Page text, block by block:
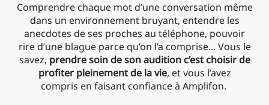
Comprendre chaque mot d’une conversation même
dans un environnement bruyant, entendre les
anecdotes de ses proches au téléphone, pouvoir
rire d’une blague parce qu’on l’a comprise... Vous le
savez, prendre soin de son audition c’est choisir de
profiter pleinement de la vie, et vous l’avez
compris en faisant confiance à Amplifon. ​